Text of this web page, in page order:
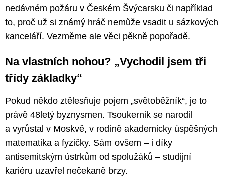
nedávném požáru v Českém Švýcarsku či například
to, proč už si známý hráč nemůže vsadit u sázkových
kanceláří. Vezměme ale věci pěkně popořadě.
Na vlastních nohou? „Vychodil jsem tři
třídy základky“
Pokud někdo ztělesňuje pojem „světoběžník“, je to
právě 48letý byznysmen. Tsoukernik se narodil
a vyrůstal v Moskvě, v rodině akademicky úspěšných
matematika a fyzičky. Sám ovšem – i díky
antisemitským ústrkům od spolužáků – studijní
kariéru uzavřel nečekaně brzy.